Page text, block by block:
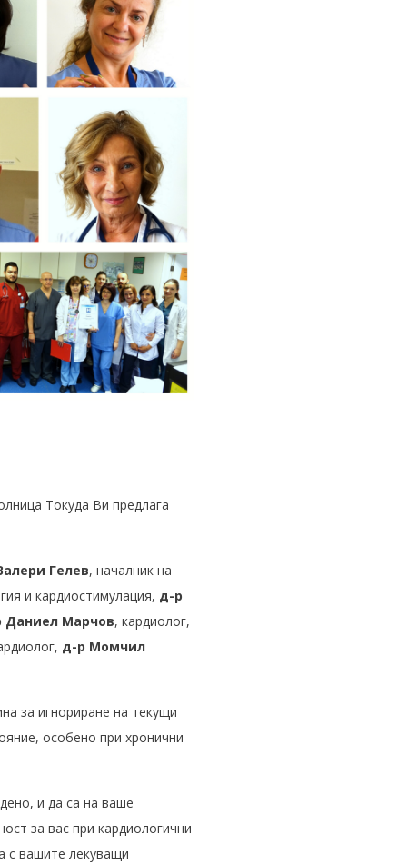
Токуда Ви предлага
Гелев, началник на
и кардиостимулация, д-р
Даниел Марчов, кардиолог,
д-р Момчил
за игнориране на текущи
особено при хронични
и да са на ваше
за вас при кардиологични
с вашите лекуващи